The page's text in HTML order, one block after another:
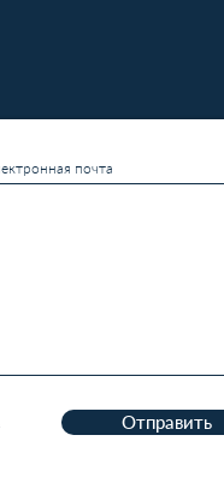
Отправить